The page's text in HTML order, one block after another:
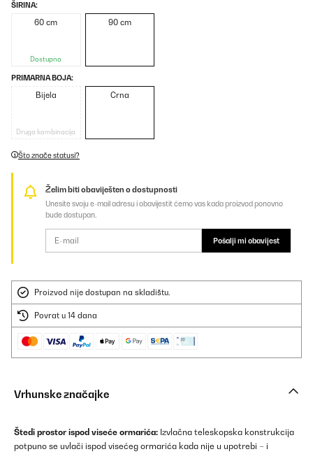
ŠIRINA:
60 cm
Dostupno
90 cm
PRIMARNA BOJA:
Bijela
Druga kombinacija
Crna
Što znače statusi?
Želim biti obaviješten o dostupnosti
Unesite svoju e-mail adresu i obavijestit ćemo vas kada proizvod ponovno
bude dostupan.
Pošalji mi obavijest
Proizvod nije dostupan na skladištu.
Povrat u 14 dana
Vrhunske značajke
Štedi prostor ispod viseće ormarića: Izvlačna teleskopska konstrukcija
potpuno se uvlači ispod visećeg ormarića kada nije u upotrebi – i